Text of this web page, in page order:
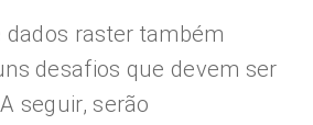
dados raster também
desafios que devem ser
seguir, serão